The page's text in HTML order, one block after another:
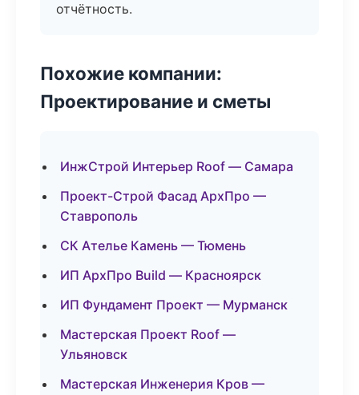
отчётность.
Похожие компании:
Проектирование и сметы
ИнжСтрой Интерьер Roof — Самара
Проект-Строй Фасад АрхПро —
Ставрополь
СК Ателье Камень — Тюмень
ИП АрхПро Build — Красноярск
ИП Фундамент Проект — Мурманск
Мастерская Проект Roof —
Ульяновск
Мастерская Инженерия Кров —